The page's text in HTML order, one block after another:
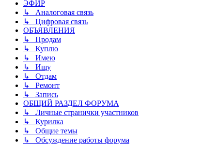
ЭФИР
↳ Аналоговая связь
↳ Цифровая связь
ОБЪЯВЛЕНИЯ
↳ Продам
↳ Куплю
↳ Имею
↳ Ищу
↳ Отдам
↳ Ремонт
↳ Запись
ОБЩИЙ РАЗДЕЛ ФОРУМА
↳ Личные странички участников
↳ Курилка
↳ Общие темы
↳ Обсуждение работы форума